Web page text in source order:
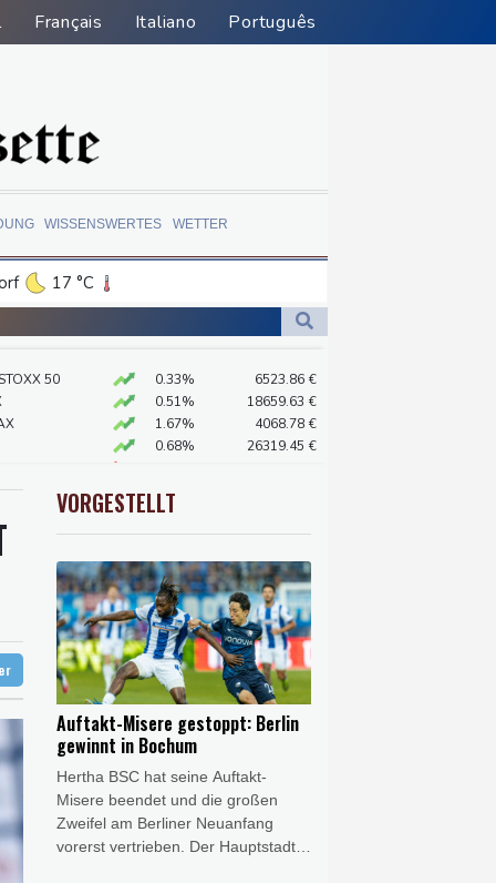
Français Italiano Português
WISSENSWERTES WETTER
17 °C
25 °C
Westfalen
Berufung an
50 0.33% 6523.86 €
0.51% 18659.63 €
1.67% 4068.78 €
0.68% 26319.45 €
2.31%
0.32%
VORGESTELLT
Auftakt-Misere gestoppt: Berlin
gewinnt in Bochum
Hertha BSC hat seine Auftakt-
Misere beendet und die großen
Zweifel am Berliner Neuanfang
vorerst vertrieben. Der Hauptstadt-